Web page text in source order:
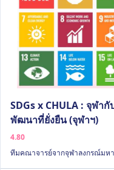
SDGs x CHULA : จุฬา
พัฒนาที่ยั่งยืน (จุฬาฯ)
4.80
ทีมคณาจารย์จากจุฬาลงกรณ์มห